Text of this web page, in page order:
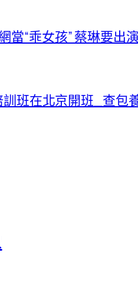
當“乖女孩” 蔡琳要出
訓班在北京開班_查包